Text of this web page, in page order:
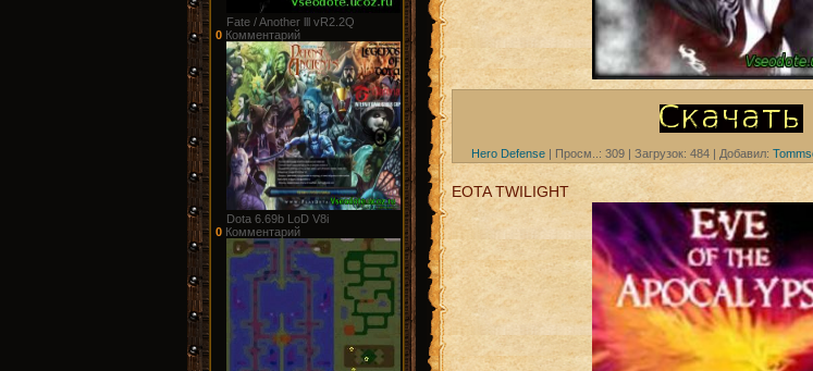
Fate / Another lll vR2.2Q
0 Комментарий
Dota 6.69b LoD V8i
0 Комментарий
Hero Defense| Просм..: 309| Загрузок: 484| Добавил:
EOTA TWILIGHT